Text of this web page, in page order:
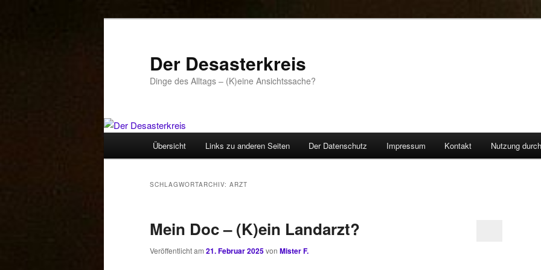
Der Desasterkreis
Dinge des Alltags – (K)eine Ansichtssache?
Übersicht Links zu anderen Seiten Der Datenschutz Impressum Kontakt Nutzung
SCHLAGWORTARCHIV: ARZT
Mein Doc – (K)ein Landarzt?
Veröffentlicht am 21. Februar 2025von Mister F.